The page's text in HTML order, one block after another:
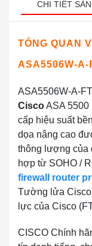
CHI TIẾT
TỔNG QUAN
ASA5506W-A-
ASA5506W-A-
CiscoASA 5500
cấp hiệu suất
dọa nâng cao
thông lượng của
hợp từ SOHO /
firewall router
Tường lửa Cisco
lực của Cisco
CISCO Chính